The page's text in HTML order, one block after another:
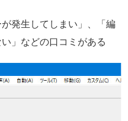
発生してしまい」、「編
」などの口コミがある